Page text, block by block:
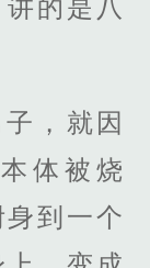
的是八
，就因
体被烧
到一个